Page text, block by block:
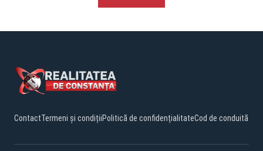
ContactTermeni și condițiiPolitică de confidențialitateCod de conduită